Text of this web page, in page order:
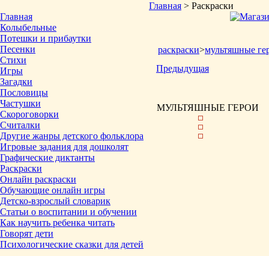
Главная
Колыбельные
Потешки и прибаутки
Песенки
Стихи
Игры
Загадки
Пословицы
Частушки
Скороговорки
Считалки
Другие жанры детского фольклора
Игровые задания для дошколят
Графические диктанты
Раскраски
Онлайн раскраски
Обучающие онлайн игры
Детско-взрослый словарик
Статьи о воспитании и обучении
Как научить ребенка читать
Говорят дети
Психологические сказки для детей
Главная > Раскраски
раскраски>мультяшные
Предыдущая
МУЛЬТЯШНЫЕ ГЕРОИ